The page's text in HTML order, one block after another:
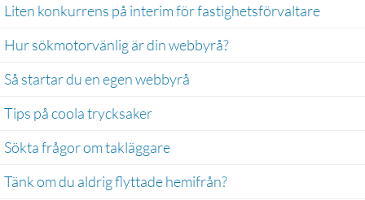
Liten konkurrens på interim för fastighetsförvaltare
Hur sökmotorvänlig är din webbyrå?
Så startar du en egen webbyrå
Tips på coola trycksaker
Sökta frågor om takläggare
Tänk om du aldrig flyttade hemifrån?